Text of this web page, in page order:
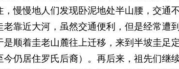
慢慢地人们发现卧泥地处半山腰，交通
老靠近大河，虽然交通便利，但是经常遭
是顺着圭老山麓往上迁移，来到半坡圭足
仍居住罗氏后裔）。再后来，祖先们继